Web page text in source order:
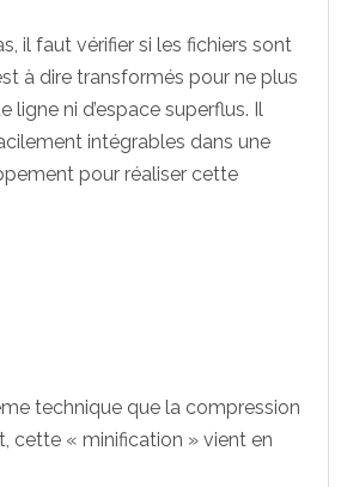
il faut vérifier si les fichiers sont
à dire transformés pour ne plus
ligne ni d’espace superflus. Il
intégrables dans une
pour réaliser cette
technique que la compression
cette « minification » vient en